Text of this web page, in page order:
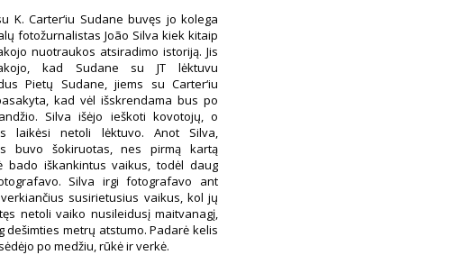
K. Carter‘iu Sudane buvęs jo kolega
fotožurnalistas João Silva kiek kitaip
nuotraukos atsiradimo istoriją. Jis
kad Sudane su JT lėktuvu
Pietų Sudane, jiems su Carter‘iu
kad vėl išskrendama bus po
Silva išėjo ieškoti kovotojų, o
laikėsi netoli lėktuvo. Anot Silva,
buvo šokiruotas, nes pirmą kartą
bado iškankintus vaikus, todėl daug
Silva irgi fotografavo ant
susirietusius vaikus, kol jų
netoli vaiko nusileidusį maitvanagį,
metrų atstumo. Padarė kelis
po medžiu, rūkė ir verkė.